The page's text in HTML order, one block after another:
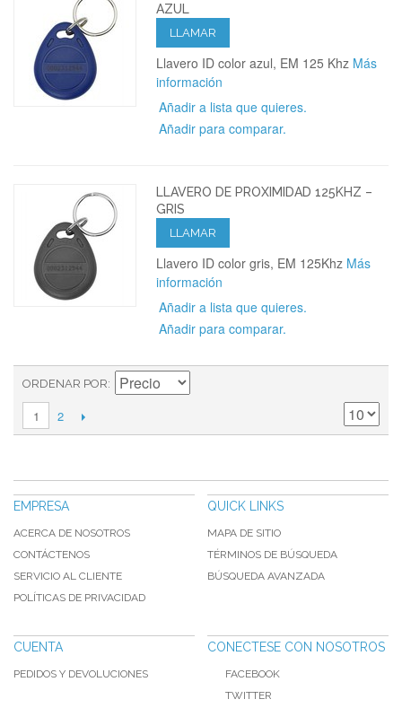
AZUL
LLAMAR
Llavero ID color azul, EM 125 Khz Más
información
Añadir a lista que quieres.
Añadir para comparar.
LLAVERO DE PROXIMIDAD 125KHZ –
GRIS
LLAMAR
Llavero ID color gris, EM 125Khz Más
información
Añadir a lista que quieres.
Añadir para comparar.
ORDENAR POR
1 2
EMPRESA
ACERCA DE NOSOTROS
CONTÁCTENOS
SERVICIO AL CLIENTE
POLÍTICAS DE PRIVACIDAD
QUICK LINKS
MAPA DE SITIO
TÉRMINOS DE BÚSQUEDA
BÚSQUEDA AVANZADA
CUENTA
PEDIDOS Y DEVOLUCIONES
CONECTESE CON NOSOTROS
FACEBOOK
TWITTER